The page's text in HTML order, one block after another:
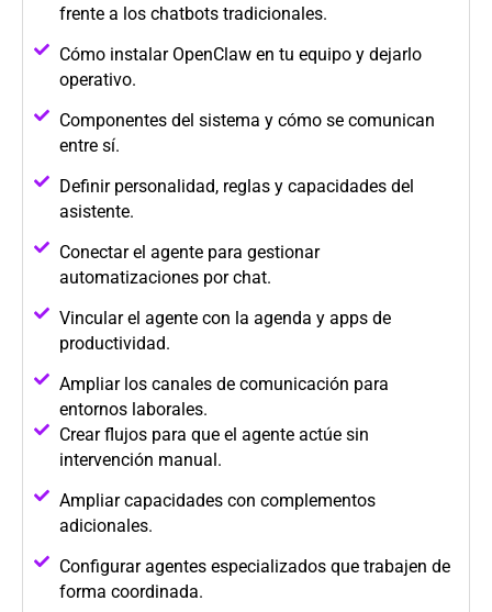
frente a los chatbots tradicionales.
Cómo instalar OpenClaw en tu equipo y dejarlo
operativo.
Componentes del sistema y cómo se comunican
entre sí.
Definir personalidad, reglas y capacidades del
asistente.
Conectar el agente para gestionar
automatizaciones por chat.
Vincular el agente con la agenda y apps de
productividad.
Ampliar los canales de comunicación para
entornos laborales.
Crear flujos para que el agente actúe sin
intervención manual.
Ampliar capacidades con complementos
adicionales.
Configurar agentes especializados que trabajen de
forma coordinada.